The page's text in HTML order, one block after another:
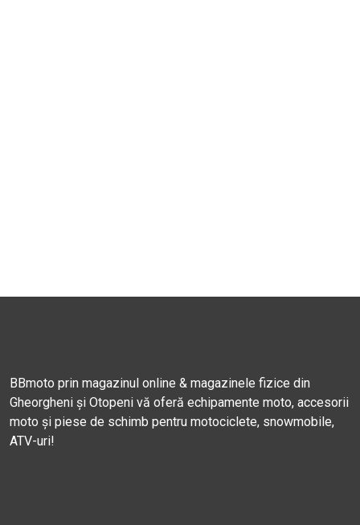
BBmoto prin magazinul online & magazinele fizice din
Gheorgheni și Otopeni vă oferă echipamente moto, accesorii
moto și piese de schimb pentru motociclete, snowmobile,
ATV-uri!